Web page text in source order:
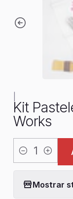
Kit
Works
Cantidad
Mostrar